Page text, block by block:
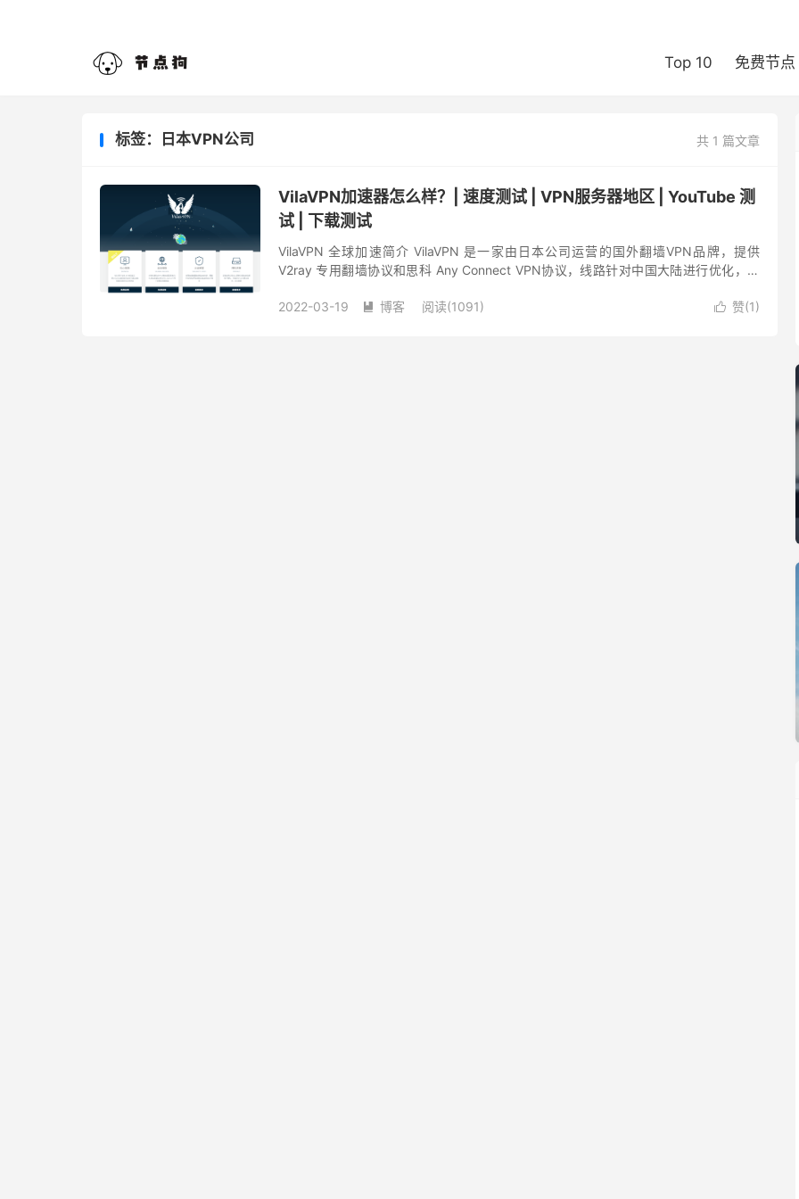
Top 10 免费节点
共 1 篇文章
标签：日本VPN公司
VilaVPN加速器怎么样？| 速度测试 | VPN服务器地区 | YouTube 测
试 | 下载测试
VilaVPN 全球加速简介 VilaVPN 是一家由日本公司运营的国外翻墙VPN品牌，提供
V2ray 专用翻墙协议和思科 Any Connect VPN协议，线路针对中国大陆进行优化，可
 赞(1)
2022-03-19  博客 阅读(1091)